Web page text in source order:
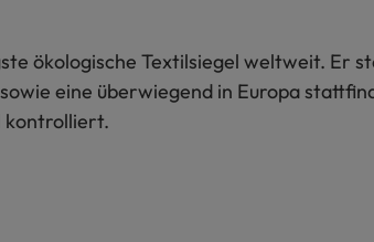
ökologische Textilsiegel weltweit.
eine überwiegend in Europa
kontrolliert.